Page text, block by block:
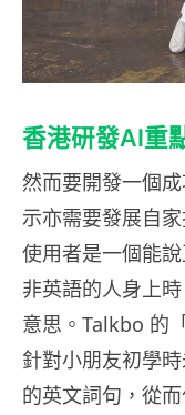
香港研發AI重
然而要開發一個
示亦需要發展自
使用者是一個能
非英語的人身上
意思。Talkbo 的
針對小朋友初學
的英文詞句，從而